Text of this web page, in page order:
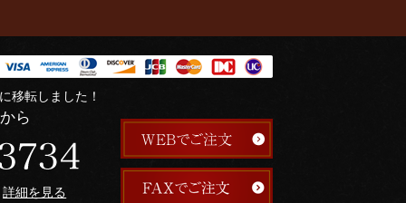
移転しました！
ら
詳細を見る